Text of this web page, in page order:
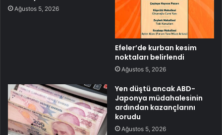
Ağustos 5, 2026
Efeler’de kurban kesim
noktaları belirlendi
Ağustos 5, 2026
Yen düştü ancak ABD-
Japonya müdahalesinin
ardından kazançlarını
korudu
Ağustos 5, 2026